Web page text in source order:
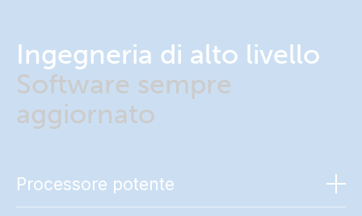
Ingegneria di alto livello
Software sempre
aggiornato
Processore potente